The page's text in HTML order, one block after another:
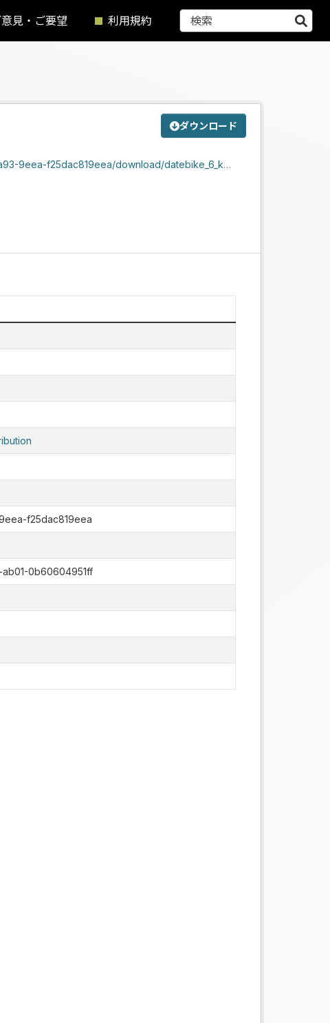
意見・ご要望 利用規約
ダウンロード
download/datebike_6_katahiraiccyoume_sendai_2.zip
f25dac819eea
0b60604951ff